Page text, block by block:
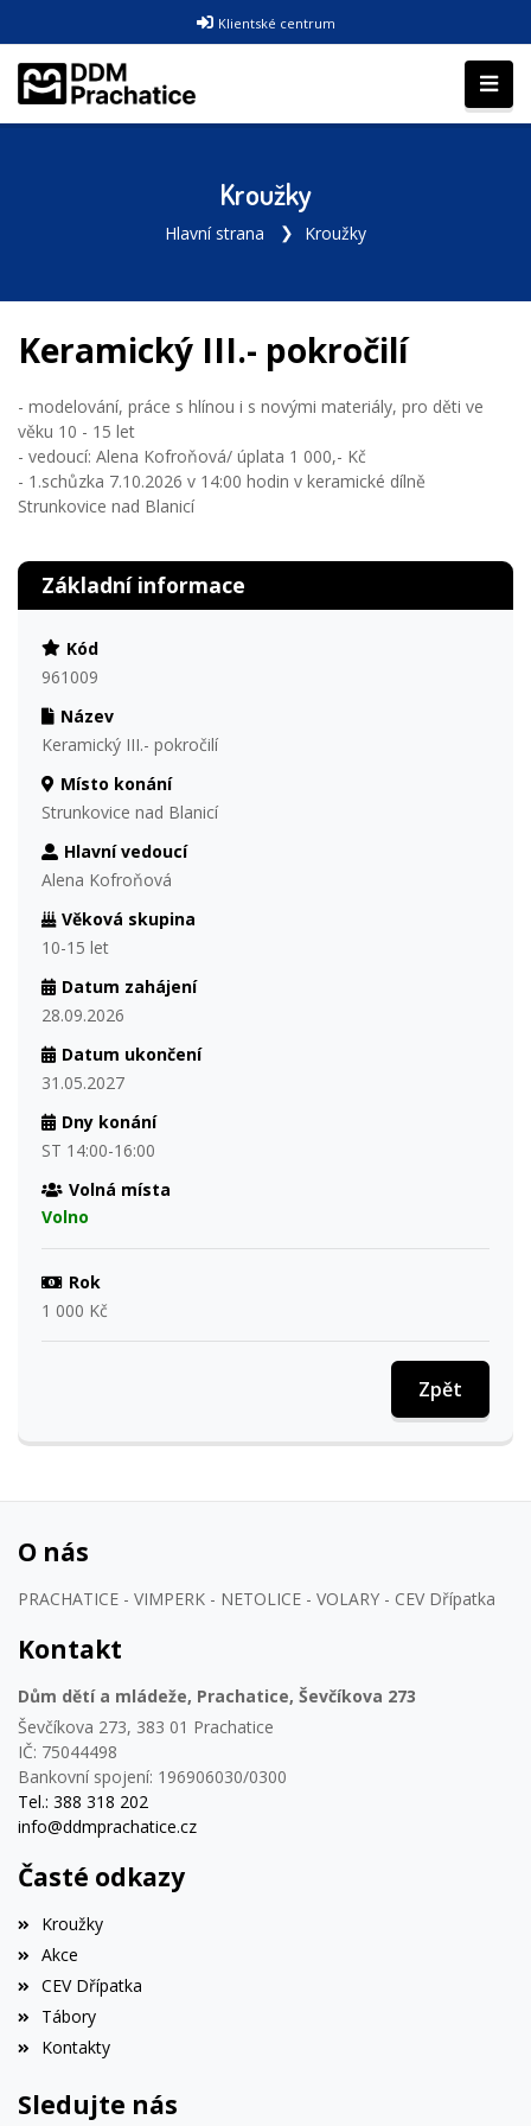
Klientské centrum
Kroužky
Hlavní strana Kroužky
Keramický III.- pokročilí
- modelování, práce s hlínou i s novými materiály, pro děti ve
věku 10 - 15 let
- vedoucí: Alena Kofroňová/ úplata 1 000,- Kč
- 1.schůzka 7.10.2026 v 14:00 hodin v keramické dílně
Strunkovice nad Blanicí
Základní informace
Kód
961009
Název
Keramický III.- pokročilí
Místo konání
Strunkovice nad Blanicí
Hlavní vedoucí
Alena Kofroňová
Věková skupina
10-15 let
Datum zahájení
28.09.2026
Datum ukončení
31.05.2027
Dny konání
ST 14:00-16:00
Volná místa
Volno
Rok
1 000 Kč
Zpět
O nás
PRACHATICE - VIMPERK - NETOLICE - VOLARY - CEV Dřípatka
Kontakt
Dům dětí a mládeže, Prachatice, Ševčíkova 273
Ševčíkova 273, 383 01 Prachatice
IČ: 75044498
Bankovní spojení: 196906030/0300
Tel.: 388 318 202
info@ddmprachatice.cz
Časté odkazy
Kroužky
Akce
CEV Dřípatka
Tábory
Kontakty
Sledujte nás